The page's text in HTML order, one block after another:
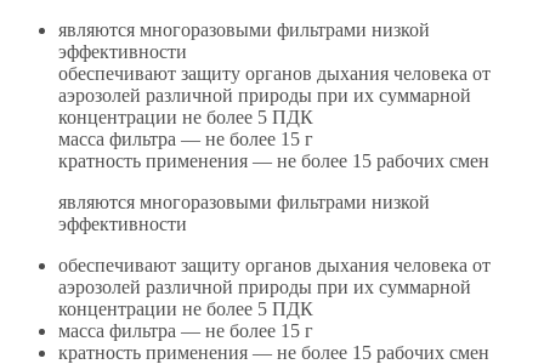
являются многоразовыми фильтрами низкой
эффективности
обеспечивают защиту органов дыхания человека от
аэрозолей различной природы при их суммарной
концентрации не более 5 ПДК
масса фильтра — не более 15 г
кратность применения — не более 15 рабочих смен
являются многоразовыми фильтрами низкой
эффективности
обеспечивают защиту органов дыхания человека от
аэрозолей различной природы при их суммарной
концентрации не более 5 ПДК
масса фильтра — не более 15 г
кратность применения — не более 15 рабочих смен